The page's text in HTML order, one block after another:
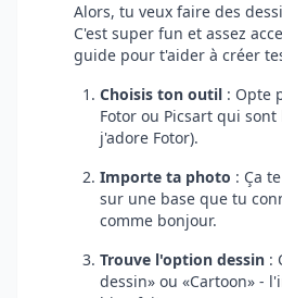
Alors, tu veux faire des
C'est super fun et assez
guide pour t'aider à créer
Choisis ton outil : Opte
Fotor ou Picsart qui
j'adore Fotor).
Importe ta photo : Ça
sur une base que tu
comme bonjour.
Trouve l'option dessin :
dessin
ou Cartoon
-